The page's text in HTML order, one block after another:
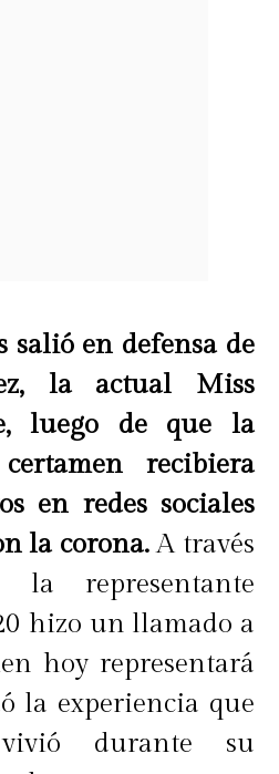
salió en defensa de
la actual Miss
luego de que la
recibiera
en redes sociales
la corona.A través
la representante
hizo un llamado a
hoy representará
la experiencia que
durante su